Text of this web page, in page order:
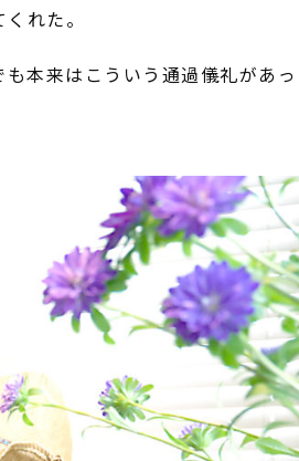
れた。
本来はこういう通過儀礼があっ